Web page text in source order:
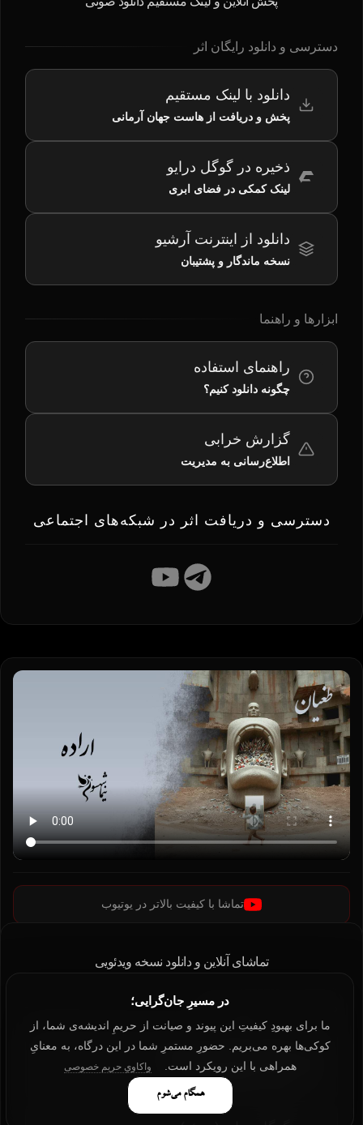
دسترسی و دانلود رایگان اثر
دانلود با لینک مستقیم
پخش و دریافت از هاست جهان آرمانی
ذخیره در گوگل درایو
لینک کمکی در فضای ابری
دانلود از اینترنت آرشیو
نسخه ماندگار و پشتیبان
ابزارها و راهنما
راهنمای استفاده
چگونه دانلود کنیم؟
گزارش خرابی
اطلاع‌رسانی به مدیریت
دسترسی و دریافت اثر در شبکه‌های اجتماعی
تماشا با کیفیت بالاتر در یوتیوب
تماشای آنلاین و دانلود نسخه ویدئویی
دریافت نسخه تصویری اثر
دانلود با لینک مستقیم
نسخه با کیفیت MP4
در مسیرِ جان‌گرایی؛
ما برای بهبودِ کیفیتِ این پیوند و صیانت از حریمِ اندیشه‌ی شما، از
کوکی‌ها بهره می‌بریم. حضورِ مستمرِ شما در این درگاه، به معنایِ
همراهی با این رویکرد است.
واکاویِ حریم خصوصی
همگام می‌شوم